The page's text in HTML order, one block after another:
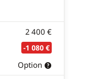
2 400 €
-1 080 €
Option